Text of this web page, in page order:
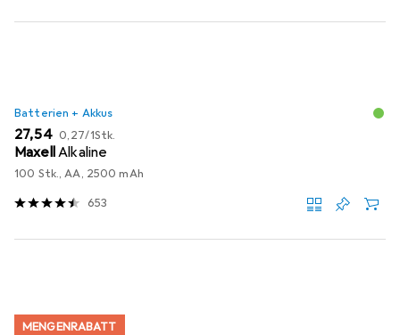
Batterien + Akkus
EUR
27,54 EUR
0,27/1Stk.
MaxellAlkaline
100 Stk., AA, 2500 mAh
653
MENGENRABATT